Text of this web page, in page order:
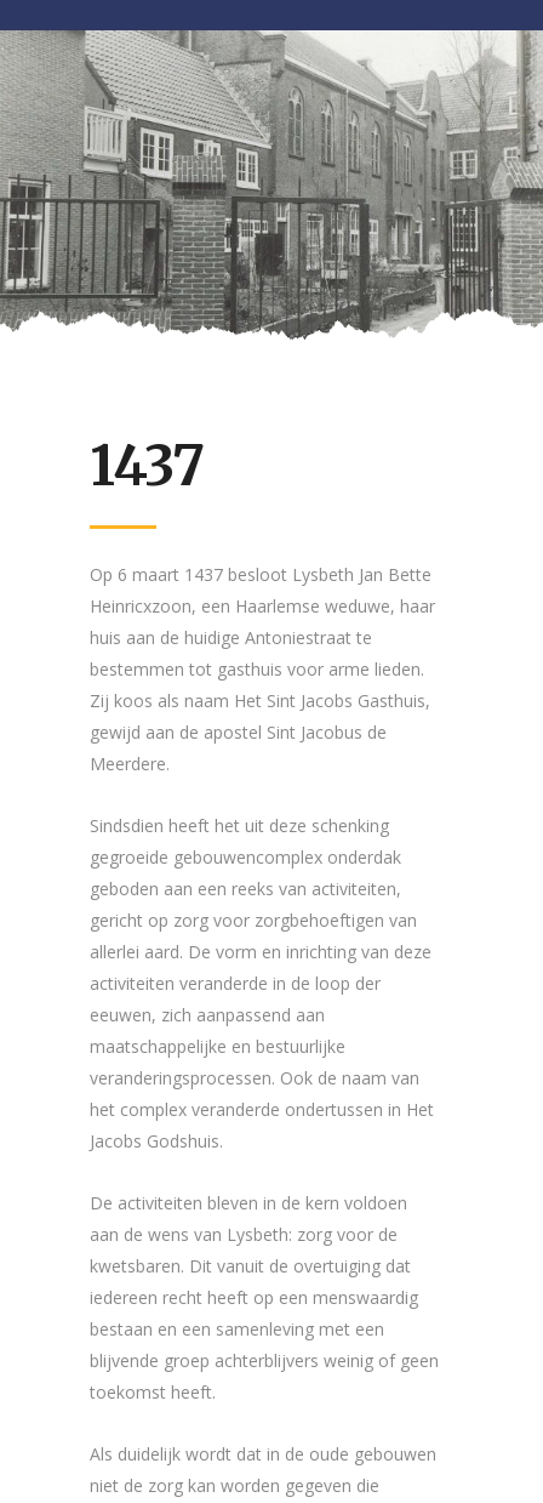
1437
Op 6 maart 1437 besloot Lysbeth Jan Bette
Heinricxzoon, een Haarlemse weduwe, haar
huis aan de huidige Antoniestraat te
bestemmen tot gasthuis voor arme lieden.
Zij koos als naam Het Sint Jacobs Gasthuis,
gewijd aan de apostel Sint Jacobus de
Meerdere.
Sindsdien heeft het uit deze schenking
gegroeide gebouwencomplex onderdak
geboden aan een reeks van activiteiten,
gericht op zorg voor zorgbehoeftigen van
allerlei aard. De vorm en inrichting van deze
activiteiten veranderde in de loop der
eeuwen, zich aanpassend aan
maatschappelijke en bestuurlijke
veranderingsprocessen. Ook de naam van
het complex veranderde ondertussen in Het
Jacobs Godshuis.
De activiteiten bleven in de kern voldoen
aan de wens van Lysbeth: zorg voor de
kwetsbaren. Dit vanuit de overtuiging dat
iedereen recht heeft op een menswaardig
bestaan en een samenleving met een
blijvende groep achterblijvers weinig of geen
toekomst heeft.
Als duidelijk wordt dat in de oude gebouwen
niet de zorg kan worden gegeven die